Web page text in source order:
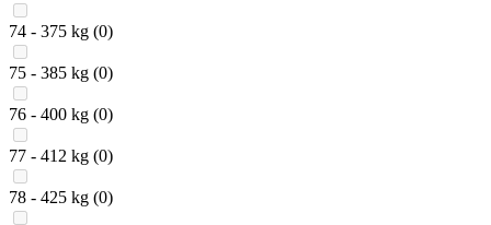
74 - 375 kg (0)
75 - 385 kg (0)
76 - 400 kg (0)
77 - 412 kg (0)
78 - 425 kg (0)